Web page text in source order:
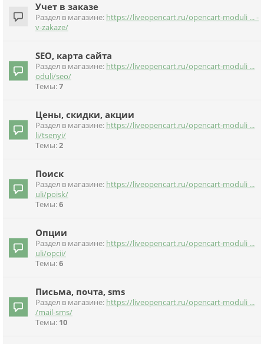
Учет в заказе
Раздел в магазине: https://liveopencart.ru/opencart-moduli ... -
v-zakaze/
SEO, карта сайта
Раздел в магазине: https://liveopencart.ru/opencart-moduli ...
oduli/seo/
Темы:7
Цены, скидки, акции
Раздел в магазине: https://liveopencart.ru/opencart-moduli ...
li/tsenyi/
Темы:2
Поиск
Раздел в магазине: https://liveopencart.ru/opencart-moduli ...
uli/poisk/
Темы:6
Опции
Раздел в магазине: https://liveopencart.ru/opencart-moduli ...
uli/opcii/
Темы:6
Письма, почта, sms
Раздел в магазине: https://liveopencart.ru/opencart-moduli ...
/mail-sms/
Темы: 10